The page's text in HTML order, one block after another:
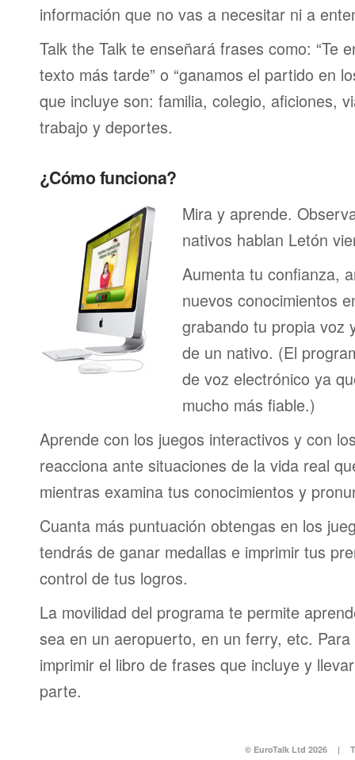
información que no vas a necesitar ni a
Talk the Talk te enseñará frases como: “Te
texto más tarde” o “ganamos el partido en
que incluye son: familia, colegio, aficiones,
trabajo y deportes.
¿Cómo funciona?
Mira y aprende.
nativos hablan Letón
Aumenta tu confianza,
nuevos conocimientos
grabando tu propia voz
de un nativo. (El
de voz electrónico ya
mucho más fiable.)
Aprende con los juegos interactivos y con
reacciona ante situaciones de la vida real
mientras examina tus conocimientos y
Cuanta más puntuación obtengas en los
tendrás de ganar medallas e imprimir tus
control de tus logros.
La movilidad del programa te permite
sea en un aeropuerto, en un ferry, etc.
imprimir el libro de frases que incluye y
parte.
© EuroTalk Ltd 2026 |